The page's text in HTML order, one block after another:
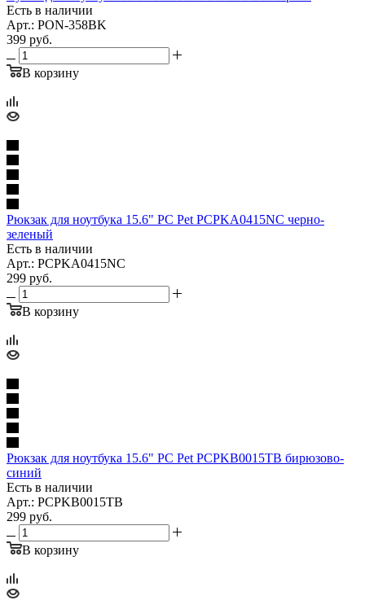
Есть в наличии
Арт.: PON-358BK
399 руб.
В корзину
Рюкзак для ноутбука 15.6" PC Pet PCPKA0415NC черно-
зеленый
Есть в наличии
Арт.: PCPKA0415NC
299 руб.
В корзину
Рюкзак для ноутбука 15.6" PC Pet PCPKB0015TB бирюзово-
синий
Есть в наличии
Арт.: PCPKB0015TB
299 руб.
В корзину